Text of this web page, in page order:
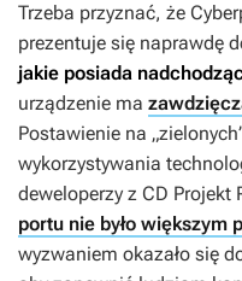
Trzeba przyznać, że
prezentuje się naprawdę
jakie posiada
urządzenie ma
Postawienie na
wykorzystywania
deweloperzy z CD Projekt
portu nie było większym
wyzwaniem okazało się